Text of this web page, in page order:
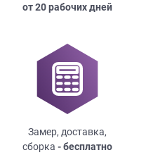
от 20 рабочих дней
Замер, доставка,
сборка - бесплатно